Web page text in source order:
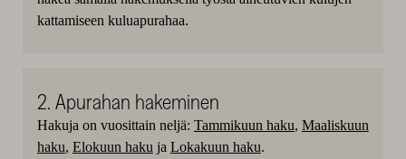
kattamiseen kuluapurahaa.
2. Apurahan hakeminen
Hakuja on vuosittain neljä: Tammikuun haku, Maaliskuun
haku, Elokuun haku ja Lokakuun haku.